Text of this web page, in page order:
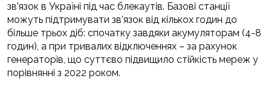
зв’язок в Україні під час блекаутів. Базові станції
можуть підтримувати зв’язок від кількох годин до
більше трьох діб: спочатку завдяки акумуляторам (4-8
годин), а при тривалих відключеннях – за рахунок
генераторів, що суттєво підвищило стійкість мереж у
порівнянні з 2022 роком.